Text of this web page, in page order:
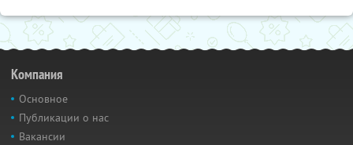
Компания
Основное
Публикации о нас
Вакансии